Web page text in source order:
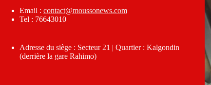
Email : contact@moussonews.com
Tel : 76643010
Adresse du siège : Secteur 21 | Quartier : Kalgondin
(derrière la gare Rahimo)